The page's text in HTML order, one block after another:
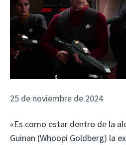
25 de noviembre de 2024
«Es como estar dentro de la
Guinan (Whoopi Goldberg) la